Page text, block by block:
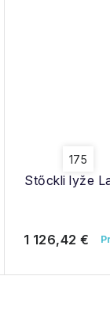
Stőckli lyže
175
1 126,42 €